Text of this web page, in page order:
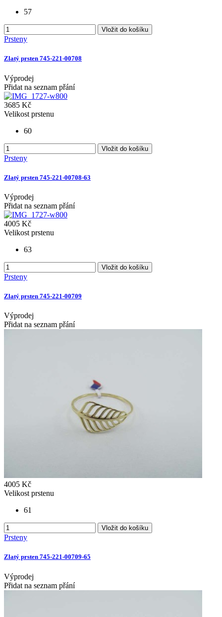
57
Vložit do košíku
Prsteny
Zlatý prsten 745-221-00708
Výprodej
Přidat na seznam přání
3685 Kč
Velikost prstenu
60
Vložit do košíku
Prsteny
Zlatý prsten 745-221-00708-63
Výprodej
Přidat na seznam přání
4005 Kč
Velikost prstenu
63
Vložit do košíku
Prsteny
Zlatý prsten 745-221-00709
Výprodej
Přidat na seznam přání
4005 Kč
Velikost prstenu
61
Vložit do košíku
Prsteny
Zlatý prsten 745-221-00709-65
Výprodej
Přidat na seznam přání